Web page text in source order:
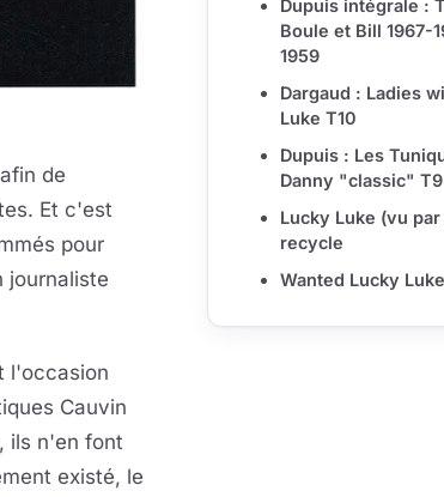
de
Et c'est
pour
journaliste
l'occasion
Cauvin
, ils n'en font
existé, le
Dupuis intégrale :
Boule et Bill 1967-
1959
Dargaud : Ladies
Luke T10
Dupuis : Les
Danny "classic" T9
Lucky Luke (vu
recycle
Wanted Lucky